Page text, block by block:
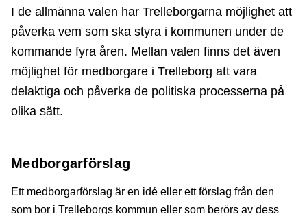
I de allmänna valen har Trelleborgarna möjlighet att
påverka vem som ska styra i kommunen under de
kommande fyra åren. Mellan valen finns det även
möjlighet för medborgare i Trelleborg att vara
delaktiga och påverka de politiska processerna på
olika sätt.
Medborgarförslag
Ett medborgarförslag är en idé eller ett förslag från den
som bor i Trelleborgs kommun eller som berörs av dess